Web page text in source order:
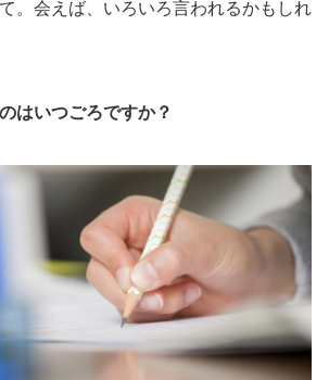
。会えば、いろいろ言われるかもしれ
はいつごろですか？